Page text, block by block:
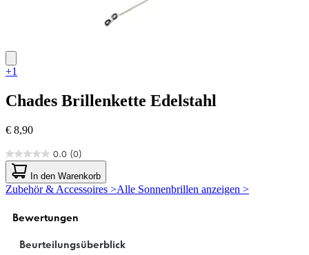
+1
Chades Brillenkette Edelstahl
€ 8,90
0.0 (0)
0.0
von
5
Sternen.
In den Warenkorb
Zubehör & Accessoires >Alle Sonnenbrillen anzeigen >